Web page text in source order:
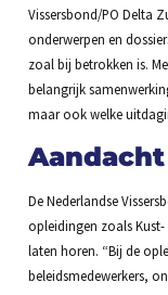
Vissersbond/PO Delta
onderwerpen en
zoal bij betrokken is.
belangrijk
maar ook welke
De Nederlandse
opleidingen zoals
laten horen. “Bij de
beleidsmedewerkers,